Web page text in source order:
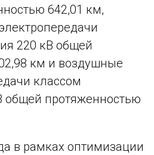
642,01 км,
220 кВ общей
км и воздушные
классом
общей протяженностью
в рамках оптимизации